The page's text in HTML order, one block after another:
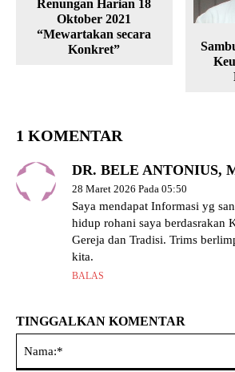
Renungan Harian 18
Oktober 2021
“Mewartakan secara
Konkret”
1 KOMENTAR
DR. BELE ANTONIUS,
28 Maret 2026 Pada 05:50
Saya mendapat Informasi yg
hidup rohani saya berdasrakan
Gereja dan Tradisi. Trims
kita.
BALAS
TINGGALKAN KOMENTAR